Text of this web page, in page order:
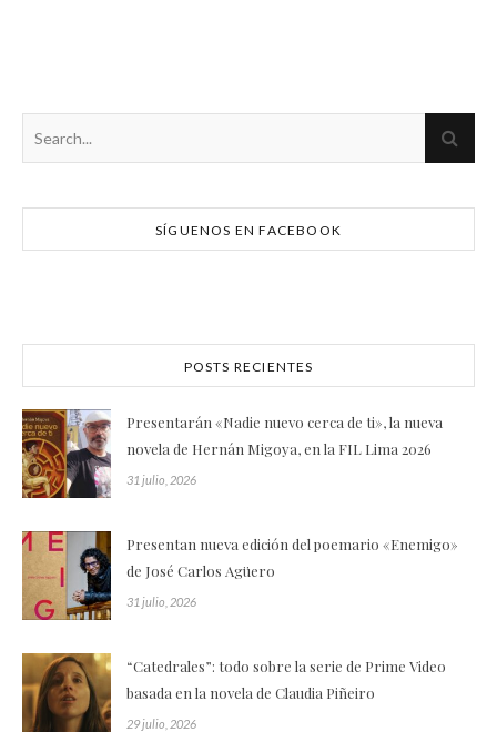
SÍGUENOS EN FACEBOOK
POSTS RECIENTES
Presentarán «Nadie nuevo cerca de ti», la nueva
novela de Hernán Migoya, en la FIL Lima 2026
31 julio, 2026
Presentan nueva edición del poemario «Enemigo»
de José Carlos Agüero
31 julio, 2026
“Catedrales”: todo sobre la serie de Prime Video
basada en la novela de Claudia Piñeiro
29 julio, 2026